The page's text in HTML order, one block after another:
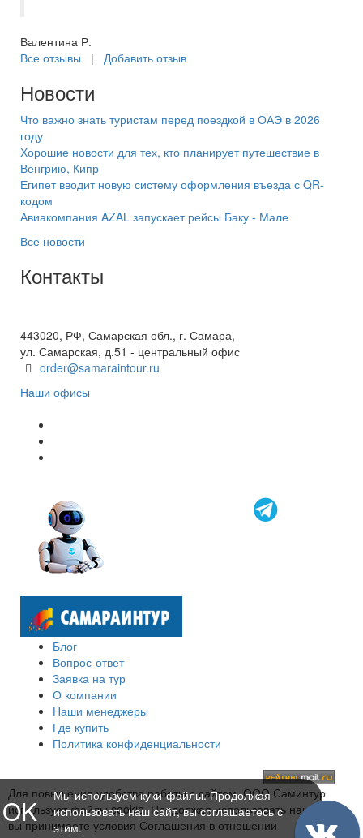
Валентина Р.
Все отзывы | Добавить отзыв
Новости
Что важно знать туристам перед поездкой в ОАЭ в 2026
году
Хорошие новости для тех, кто планирует путешествие в
Венгрию, Кипр
Египет вводит новую систему оформления въезда с QR-
кодом
Авиакомпания AZAL запускает рейсы Баку - Мале
Все новости
Контакты
443020, РФ, Самарская обл., г. Самара,
ул. Самарская, д.51 - центральный офис
order@samaraintour.ru
Наши офисы
Блог
Вопрос-ответ
Заявка на тур
О компании
Наши менеджеры
Где купить
Политика конфиденциальности
Для повышения удобства работы с сайтом, ООО Саминтур
использует файлы cookie. Продолжая использовать наш сайт,
вы принимаете условия Соглашения в отношении
OK
Мы используем куки-файлы. Продолжая
использовать наш сайт, вы соглашаетесь с
этим.